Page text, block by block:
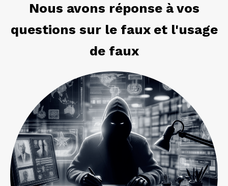
Nous avons réponse à vos
questions sur le faux et l'usage
de faux